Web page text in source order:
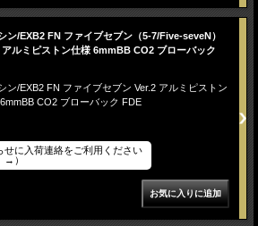
ン/EXB2 FN ファイブセブン（5-7/Five-seveN）
アルミピストン仕様 6mmBB CO2 ブローバック
ン/EXB2 FN ファイブセブン Ver.2 アルミピストン
CO2 ブローバック FDE
せに入荷連絡をご利用ください
→）